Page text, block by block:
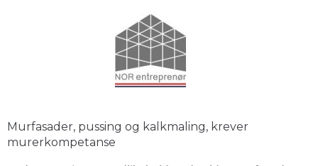
Murfasader, pussing og kalkmaling, krever
murerkompetanse